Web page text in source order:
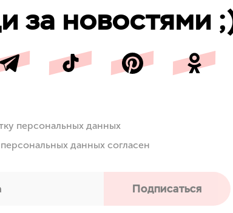
за новостями
персональных данных
данных согласен
Подписаться